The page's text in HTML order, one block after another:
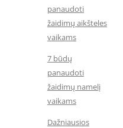
panaudoti
žaidimų aikšteles
vaikams
7 būdų
panaudoti
žaidimų namelį
vaikams
Dažniausios